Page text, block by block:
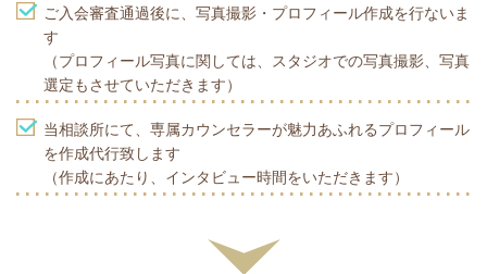
ご入会審査通過後に、写真撮影・プロフィール作成を行ないま
す
（プロフィール写真に関しては、スタジオでの写真撮影、写真
選定もさせていただきます）
当相談所にて、専属カウンセラーが魅力あふれるプロフィール
を作成代行致します
（作成にあたり、インタビュー時間をいただきます）